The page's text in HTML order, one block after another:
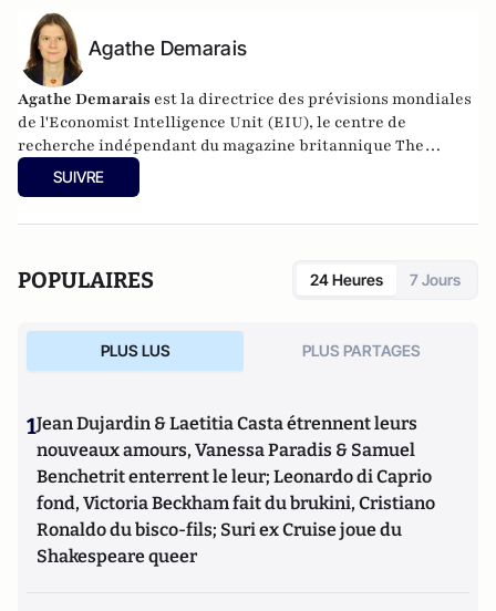
Agathe Demarais
Agathe Demarais est la directrice des prévisions mondiales
de l'Economist Intelligence Unit (EIU), le centre de
recherche indépendant du magazine britannique The
Economist. Ses travaux portent sur les sanctions, l'économie
et la géopolitique, notamment en lien avec la Russie. Elle a
le 15 novembre aux Presses Universitaires de Columbia
SUIVRE
POPULAIRES 24 Heures 7 Jours
PLUS LUS PLUS PARTAGES
1Jean Dujardin & Laetitia Casta étrennent leurs
nouveaux amours, Vanessa Paradis & Samuel
Benchetrit enterrent le leur; Leonardo di Caprio
fond, Victoria Beckham fait du brukini, Cristiano
Ronaldo du bisco-fils; Suri ex Cruise joue du
Shakespeare queer